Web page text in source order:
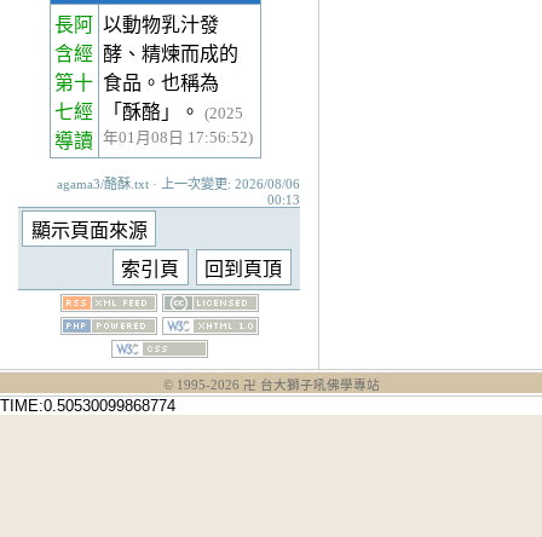
長阿
含經
第十
七經
導讀
以動物乳汁發
酵、精煉而成的
食品。也稱為
「酥酪」。
(2025
年01月08日 17:56:52)
agama3/酪酥.txt · 上一次變更: 2026/08/06
00:13
© 1995-2026 卍 台大獅子吼佛學專站
TIME:0.50530099868774